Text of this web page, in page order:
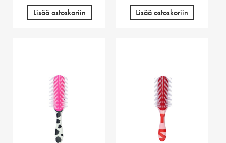
Lisää ostoskoriin Lisää ostoskoriin